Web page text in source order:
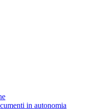
in autonomia